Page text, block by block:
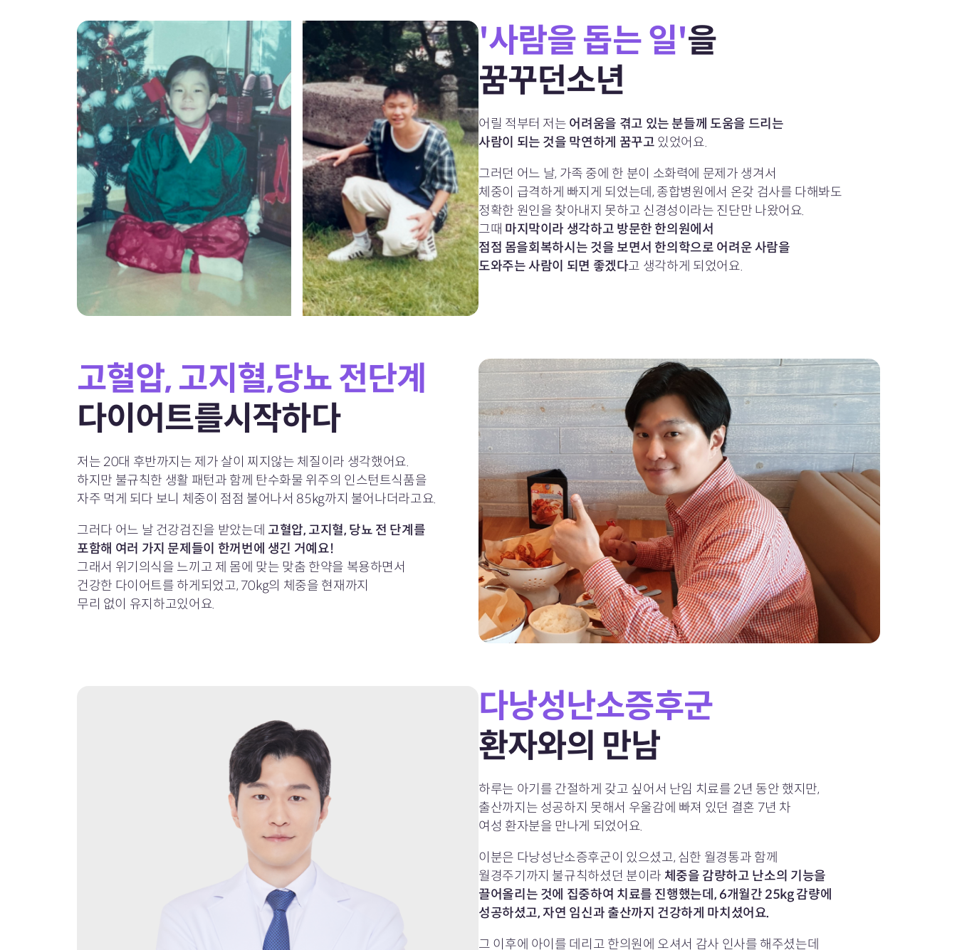
'사람을 돕는 일'을
꿈꾸던소년
어릴 적부터 저는 어려움을 겪고 있는 분들께 도움을 드리는
사람이 되는 것을 막연하게 꿈꾸고 있었어요.
그러던 어느 날, 가족 중에 한 분이 소화력에 문제가 생겨서
체중이 급격하게 빠지게 되었는데, 종합병원에서 온갖 검사를 다해봐도
정확한 원인을 찾아내지 못하고 신경성이라는 진단만 나왔어요.
그때 마지막이라 생각하고 방문한 한의원에서
점점 몸을회복하시는 것을 보면서 한의학으로 어려운 사람을
도와주는 사람이 되면 좋겠다고 생각하게 되었어요.
고혈압, 고지혈,당뇨 전단계
다이어트를시작하다
저는 20대 후반까지는 제가 살이 찌지않는 체질이라 생각했어요.
하지만 불규칙한 생활 패턴과 함께 탄수화물 위주의 인스턴트식품을
자주 먹게 되다 보니 체중이 점점 불어나서 85kg까지 불어나더라고요.
그러다 어느 날 건강검진을 받았는데 고혈압, 고지혈, 당뇨 전 단계를
포함해 여러 가지 문제들이 한꺼번에 생긴 거예요!
그래서 위기의식을 느끼고 제 몸에 맞는 맞춤 한약을 복용하면서
건강한 다이어트를 하게되었고, 70kg의 체중을 현재까지
무리 없이 유지하고있어요.
다낭성난소증후군
환자와의 만남
하루는 아기를 간절하게 갖고 싶어서 난임 치료를 2년 동안 했지만,
출산까지는 성공하지 못해서 우울감에 빠져 있던 결혼 7년 차
여성 환자분을 만나게 되었어요.
이분은 다낭성난소증후군이 있으셨고, 심한 월경통과 함께
월경주기까지 불규칙하셨던 분이라 체중을 감량하고 난소의 기능을
끌어올리는 것에 집중하여 치료를 진행했는데, 6개월간 25kg 감량에
성공하셨고, 자연 임신과 출산까지 건강하게 마치셨어요.
그 이후에 아이를 데리고 한의원에 오셔서 감사 인사를 해주셨는데